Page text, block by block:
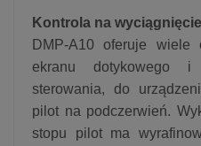
Kontrola na
DMP-A10 oferuje wiele
ekranu dotykowego
sterowania, do
pilot na podczerwień.
stopu pilot ma